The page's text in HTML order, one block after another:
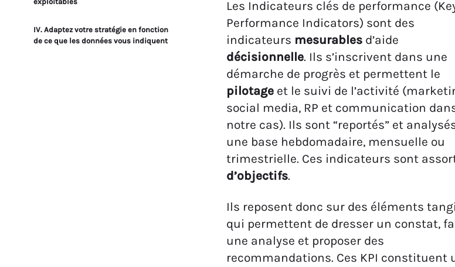
IV. Adaptez votre stratégie en fonction
de ce que les données vous indiquent
Les Indicateurs clés de performance
Performance Indicators) sont des
indicateurs mesurables d’aide
décisionnelle. Ils s’inscrivent dans une
démarche de progrès et permettent le
pilotage et le suivi de l’activité
social media, RP et communication
notre cas). Ils sont “reportés” et
une base hebdomadaire, mensuelle ou
trimestrielle. Ces indicateurs sont
d’objectifs.
Ils reposent donc sur des éléments
qui permettent de dresser un constat,
une analyse et proposer des
recommandations. Ces KPI constituent